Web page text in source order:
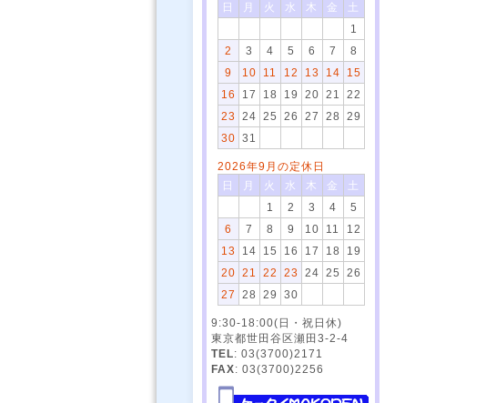
日
月 火 水 木 金
土
1
2
3 4 5 6 7
8
9
10 11 12 13 14
15
16
17 18 19 20 21
22
23
24 25 26 27 28
29
30
31
2026年9月の定休日
日
月 火 水 木 金
土
1
2 3 4
5
6
7 8 9 10 11
12
13
14 15 16 17 18
19
20
21 22 23 24 25
26
27
28 29 30
9:30-18:00(日・祝日休)
東京都世田谷区瀬田3-2-4
TEL: 03(3700)2171
FAX: 03(3700)2256